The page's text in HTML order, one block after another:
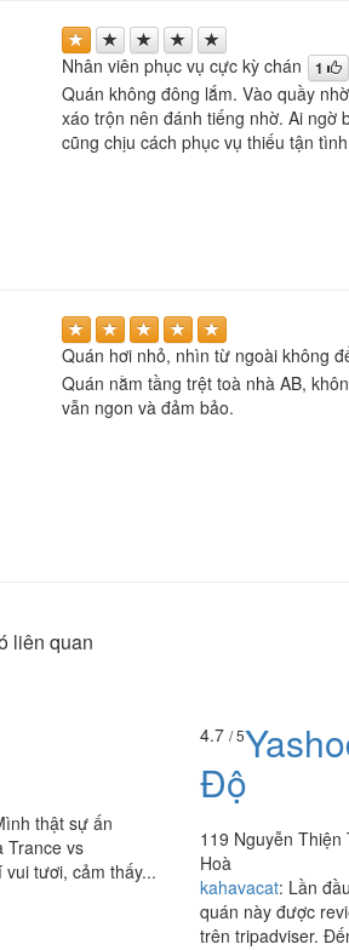
Nhân viên phục vụ cực kỳ chán 1
Quán không đông lắm. Vào quầy
xáo trộn nên đánh tiếng nhờ. Ai ngờ
cũng chịu cách phục vụ thiếu tận
Quán hơi nhỏ, nhìn từ ngoài không
Quán nằm tầng trệt toà nhà AB,
vẫn ngon và đảm bảo.
liên quan
thật sự ấn
Trance vs
tươi, cảm thấy...
4.7 / 5
Độ
119 Nguyễn Thiện
Hoà
kahavacat: Lần
quán này được
trên tripadviser.